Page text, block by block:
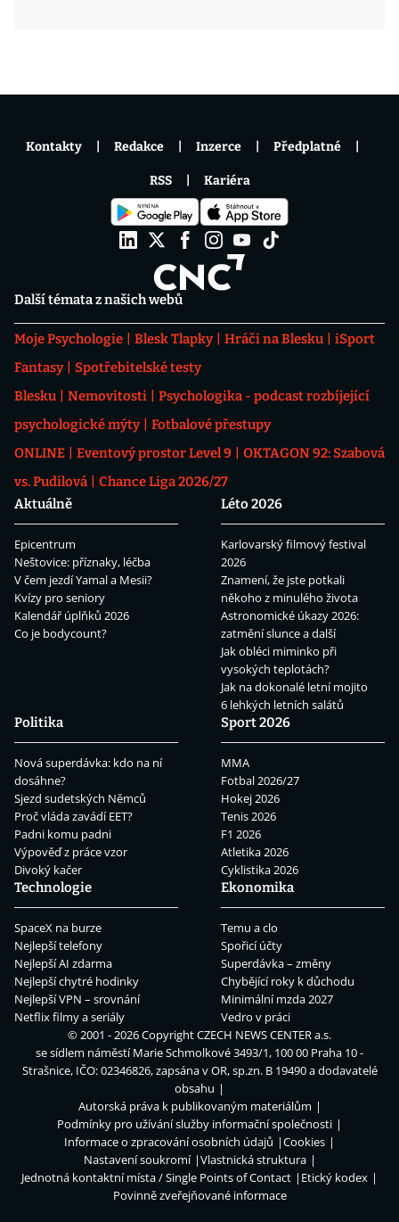
Další témata z našich webů
Moje Psychologie Blesk Tlapky Hráči na Blesku
iSport
Fantasy
Spotřebitelské testy
Blesku
Nemovitosti
Psychologika - podcast rozbíjející
psychologické mýty
Fotbalové přestupy
ONLINE
Eventový prostor Level 9
OKTAGON 92: Szabová
vs. Pudilová
Chance Liga 2026/27
Aktuálně
Epicentrum
Neštovice: příznaky, léčba
V čem jezdí Yamal a Mesii?
Kvízy pro seniory
Kalendář úplňků 2026
Co je bodycount?
Léto 2026
Karlovarský filmový festival
2026
Znamení, že jste potkali
někoho z minulého života
Astronomické úkazy 2026:
zatmění slunce a další
Jak obléci miminko při
vysokých teplotách?
Jak na dokonalé letní mojito
6 lehkých letních salátů
Politika
Nová superdávka: kdo na ní
dosáhne?
Sjezd sudetských Němců
Proč vláda zavádí EET?
Padni komu padni
Výpověď z práce vzor
Divoký kačer
Sport 2026
MMA
Fotbal 2026/27
Hokej 2026
Tenis 2026
F1 2026
Atletika 2026
Cyklistika 2026
Technologie
SpaceX na burze
Nejlepší telefony
Nejlepší AI zdarma
Nejlepší chytré hodinky
Nejlepší VPN – srovnání
Netflix filmy a seriály
Ekonomika
Temu a clo
Spořicí účty
Superdávka – změny
Chybějící roky k důchodu
Minimální mzda 2027
Vedro v práci
Kontakty Redakce Inzerce Předplatné
RSS Kariéra
© 2001 - 2026 CopyrightCZECH NEWS CENTER a.s.
se sídlem náměstí Marie Schmolkové 3493/1, 100 00 Praha 10 -
Strašnice, IČO: 02346826, zapsána v OR, sp.zn. B 19490 a dodavatelé
obsahu
Autorská práva k publikovaným materiálům
Podmínky pro užívání služby informační společnosti
Informace o zpracování osobních údajů
Cookies
Nastavení soukromí
Vlastnická struktura
Jednotná kontaktní místa / Single Points of Contact
Etický kodex
Povinně zveřejňované informace